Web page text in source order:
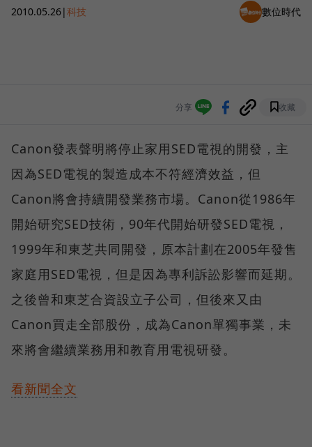
2010.05.26|科技 數位時代
分享 收藏
Canon發表聲明將停止家用SED電視的開發，主
因為SED電視的製造成本不符經濟效益，但
Canon將會持續開發業務市場。Canon從1986年
開始研究SED技術，90年代開始研發SED電視，
1999年和東芝共同開發，原本計劃在2005年發售
家庭用SED電視，但是因為專利訴訟影響而延期。
之後曾和東芝合資設立子公司，但後來又由
Canon買走全部股份，成為Canon單獨事業，未
來將會繼續業務用和教育用電視研發。
看新聞全文